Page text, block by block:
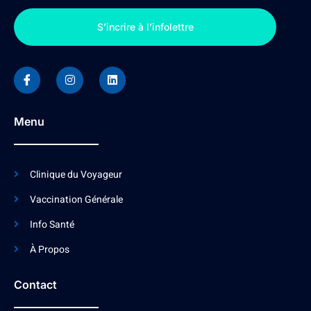
S’incrire à l’infolettre
Menu
Clinique du Voyageur
Vaccination Générale
Info Santé
À Propos
Contact